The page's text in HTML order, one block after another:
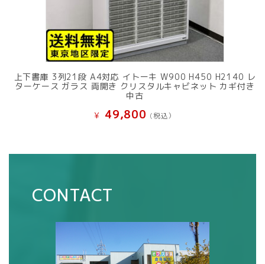
上下書庫 3列21段 A4対応 イトーキ W900 H450 H2140 レ
ターケース ガラス 両開き クリスタルキャビネット カギ付き
中古
¥ 49,800 (税込）
CONTACT